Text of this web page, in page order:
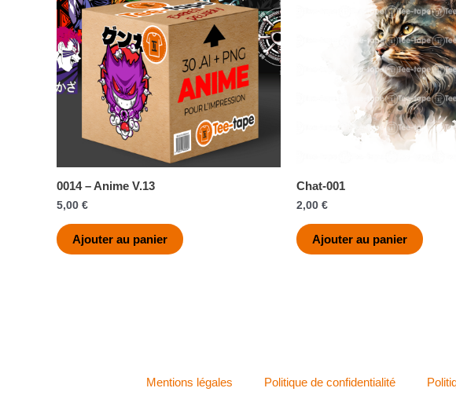
0014 – Anime V.13
5,00 €
Ajouter au panier
Chat-001
2,00 €
Ajouter au panier
Mentions légales Politique de confidentialité